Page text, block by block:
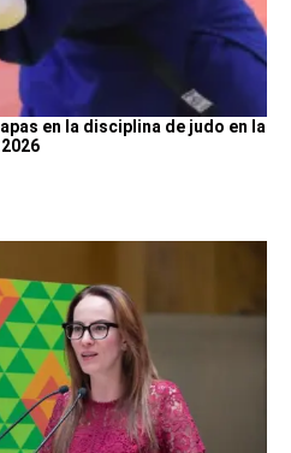
en la disciplina de judo en la